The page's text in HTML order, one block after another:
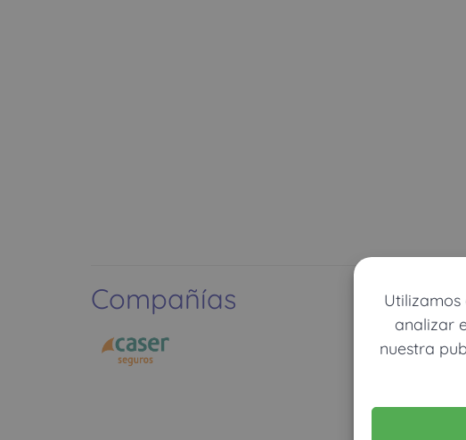
analizar
nuestra
Compañías